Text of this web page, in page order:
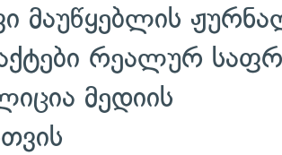
მაუწყებლის
რეალურ
მედიის